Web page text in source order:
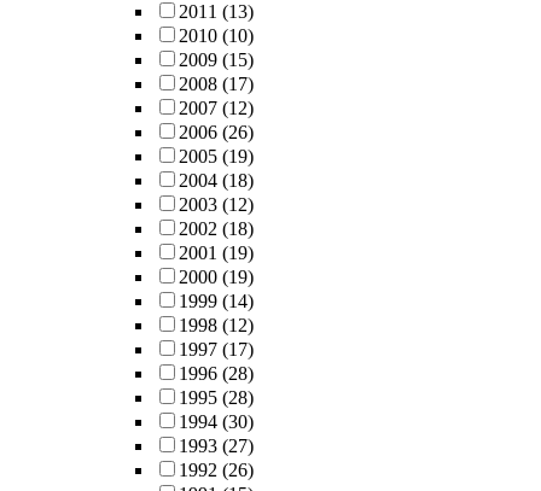
2011 (13)
2010 (10)
2009 (15)
2008 (17)
2007 (12)
2006 (26)
2005 (19)
2004 (18)
2003 (12)
2002 (18)
2001 (19)
2000 (19)
1999 (14)
1998 (12)
1997 (17)
1996 (28)
1995 (28)
1994 (30)
1993 (27)
1992 (26)